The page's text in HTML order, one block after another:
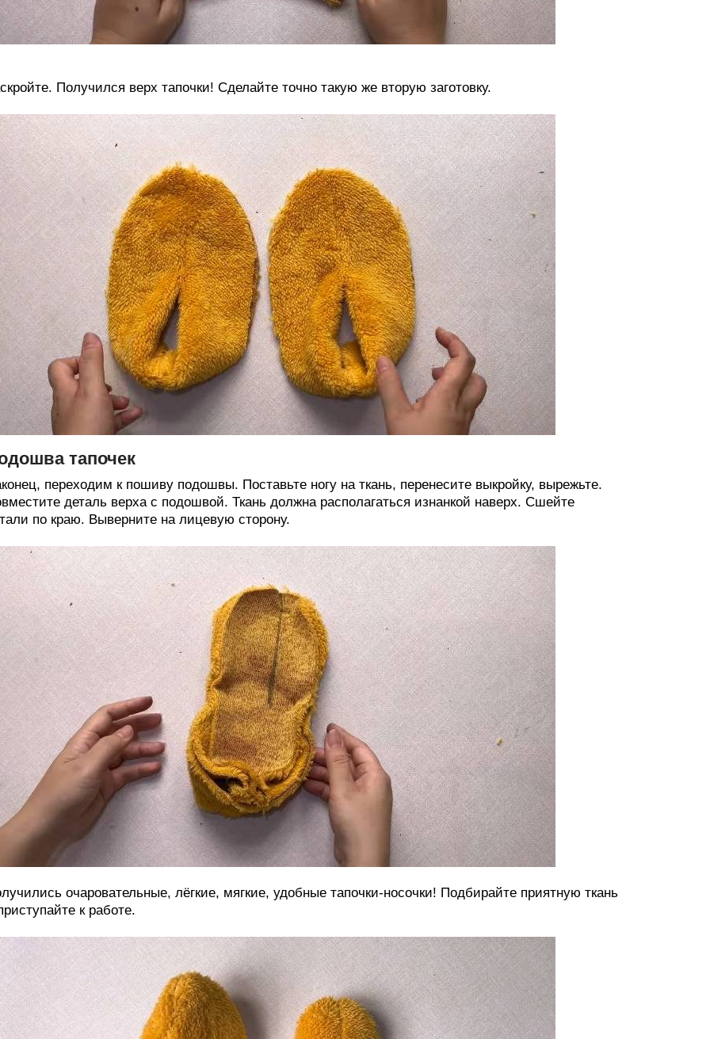
Получился верх тапочки! Сделайте точно такую же вторую заготовку.
тапочек
переходим к пошиву подошвы. Поставьте ногу на ткань, перенесите выкройку, вырежьте.
деталь верха с подошвой. Ткань должна располагаться изнанкой наверх. Сшейте
по краю. Выверните на лицевую сторону.
очаровательные, лёгкие, мягкие, удобные тапочки-носочки! Подбирайте приятную ткань
к работе.